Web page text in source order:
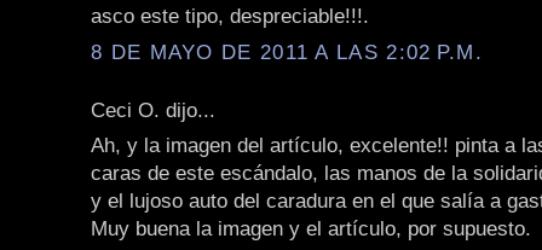
asco este tipo, despreciable!!!.
8 DE MAYO DE 2011 A LAS 2:02 P.M.
Ceci O. dijo...
Ah, y la imagen del artículo, excelente!! pinta a
caras de este escándalo, las manos de la
y el lujoso auto del caradura en el que salía a
Muy buena la imagen y el artículo, por supuesto.